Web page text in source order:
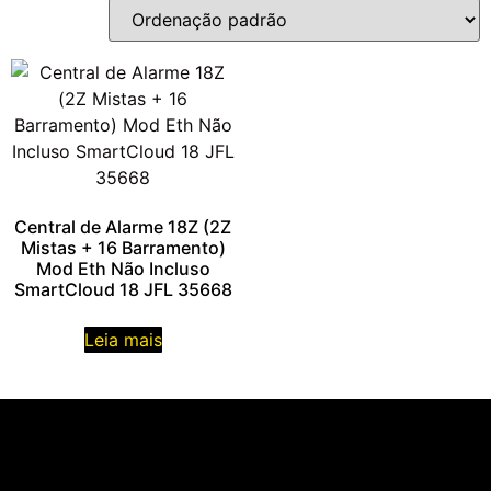
Central de Alarme 18Z (2Z
Mistas + 16 Barramento)
Mod Eth Não Incluso
SmartCloud 18 JFL 35668
Leia mais